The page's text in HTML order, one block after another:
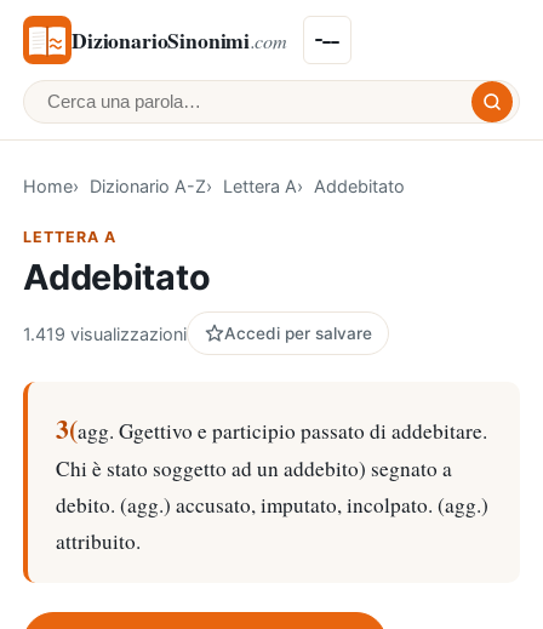
DizionarioSinonimi.com
Cerca una parola
Home Dizionario A-Z Lettera A Addebitato
LETTERA A
Addebitato
1.419 visualizzazioni Accedi per salvare
3(agg. Ggettivo e participio passato di addebitare.
Chi è stato soggetto ad un addebito) segnato a
debito. (agg.) accusato, imputato, incolpato. (agg.)
attribuito.